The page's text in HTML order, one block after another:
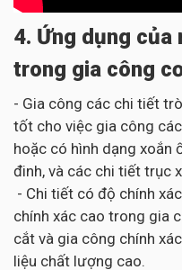
4. Ứng dụng của
trong gia công
- Gia công các chi tiết
tốt cho việc gia công
hoặc có hình dạng xoắn
đinh, và các chi tiết trục
- Chi tiết có độ chính
chính xác cao trong gia
cắt và gia công chính
liệu chất lượng cao.